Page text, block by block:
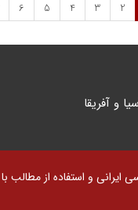
2
3
4
5
6
و آفریقا
و استفاده از مطالب با